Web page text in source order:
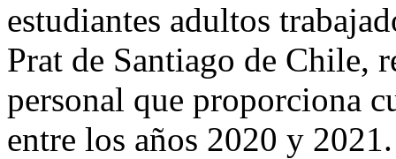
estudiantes adultos
Prat de Santiago de Chile,
personal que proporciona
entre los años 2020 y